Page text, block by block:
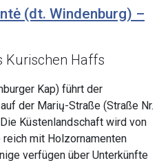
(dt. Windenburg) –
Kurischen Haffs
Kap) führt der
der Marių-Straße (Straße Nr.
Küstenlandschaft wird von
mit Holzornamenten
verfügen über Unterkünfte